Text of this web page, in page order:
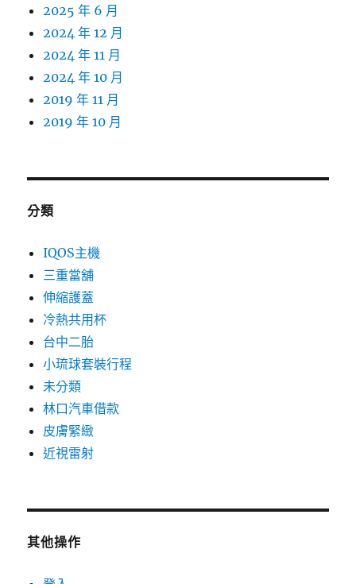
2025 年 6 月
2024 年 12 月
2024 年 11 月
2024 年 10 月
2019 年 11 月
2019 年 10 月
分類
IQOS主機
三重當舖
伸縮護蓋
冷熱共用杯
台中二胎
小琉球套裝行程
未分類
林口汽車借款
皮膚緊緻
近視雷射
其他操作